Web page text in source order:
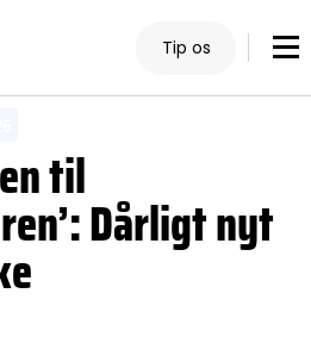
Tip os
til
Dårligt nyt